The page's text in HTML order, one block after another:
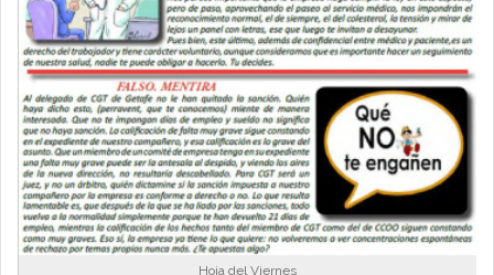
Hoja del Viernes